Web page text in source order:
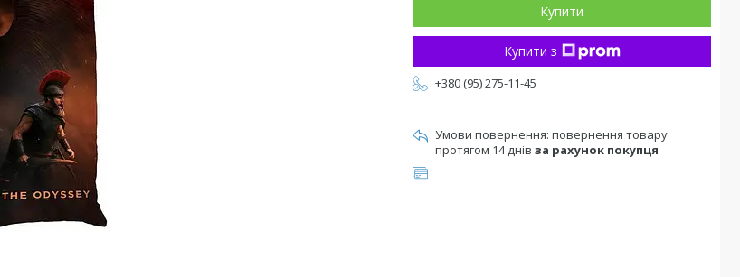
Купити
Купити з
+380 (95) 275-11-45
повернення товару
протягом 14 днів за рахунок покупця